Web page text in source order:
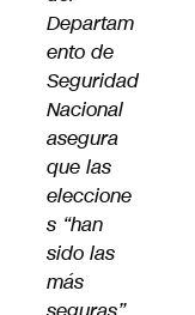
Departam
ento de
Seguridad
Nacional
asegura
que las
eleccione
s “han
sido las
más